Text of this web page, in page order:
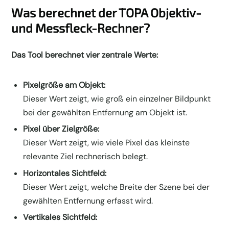
Was berechnet der TOPA Objektiv-
und Messfleck-Rechner?
Das Tool berechnet vier zentrale Werte:
Pixelgröße am Objekt:
Dieser Wert zeigt, wie groß ein einzelner Bildpunkt
bei der gewählten Entfernung am Objekt ist.
Pixel über Zielgröße:
Dieser Wert zeigt, wie viele Pixel das kleinste
relevante Ziel rechnerisch belegt.
Horizontales Sichtfeld:
Dieser Wert zeigt, welche Breite der Szene bei der
gewählten Entfernung erfasst wird.
Vertikales Sichtfeld: